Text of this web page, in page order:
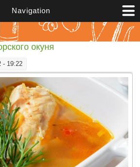
Navigation
окуня
- 19:22